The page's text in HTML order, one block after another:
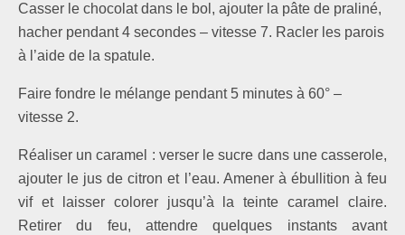
Casser le chocolat dans le bol, ajouter la pâte de praliné,
hacher pendant 4 secondes – vitesse 7. Racler les parois
à l’aide de la spatule.
Faire fondre le mélange pendant 5 minutes à 60° –
vitesse 2.
Réaliser un caramel : verser le sucre dans une casserole,
ajouter le jus de citron et l’eau. Amener à ébullition à feu
vif et laisser colorer jusqu’à la teinte caramel claire.
Retirer du feu, attendre quelques instants avant